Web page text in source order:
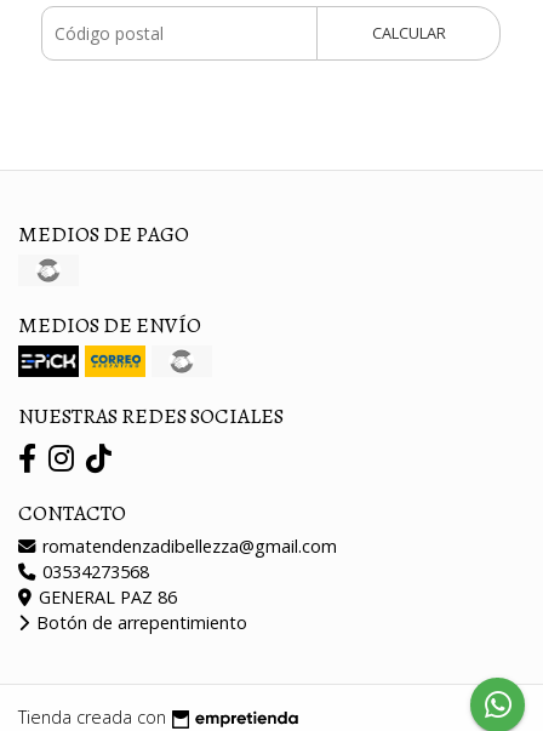
CALCULAR
MEDIOS DE PAGO
MEDIOS DE ENVÍO
NUESTRAS REDES SOCIALES
CONTACTO
romatendenzadibellezza@gmail.com
03534273568
GENERAL PAZ 86
Botón de arrepentimiento
Tienda creada con